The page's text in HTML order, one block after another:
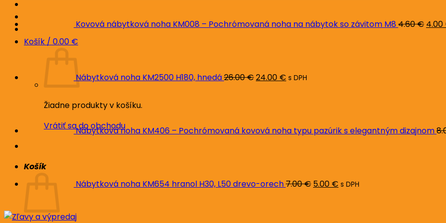
Košík / 0.00 €
Žiadne produkty v košíku.
Vrátiť sa do obchodu
Košík
Kovová nábytková noha KM008 – Pochrómovaná noha na nábytok so závitom M84.60€ 4.60
4.00
Nábytková noha KM2500 H180, hnedá26.00€26.00 €.
24.00 € 24.00 €.
s DPH
Nábytková noha KM406 – Pochrómovaná kovová noha typu pazúrik s elegantným dizajnom
Nábytková noha KM654 hranol H30, L50 drevo-orech7.00€ 7.00 €.
5.00 € 5.00 €.
s DPH